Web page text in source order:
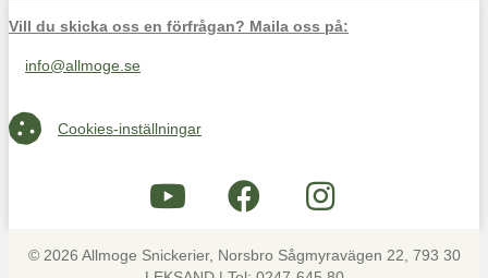
Vill du skicka oss en förfrågan? Maila oss på:
Maila oss på info@allmoge.se
info@allmoge.se
Cookies-inställningar
Cookies-inställningar
© 2026 Allmoge Snickerier, Norsbro Sågmyravägen 22, 793 30